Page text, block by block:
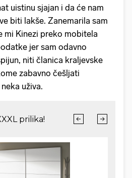
uistinu sjajan i da će nam
biti lakše. Zanemarila sam
mi Kinezi preko mobitela
jer sam odavno
niti članica kraljevske
zabavno češljati
uživa.